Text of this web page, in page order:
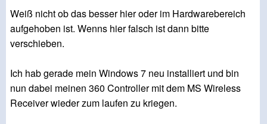
Weiß nicht ob das besser hier oder im Hardwarebereich
aufgehoben ist. Wenns hier falsch ist dann bitte
verschieben.
Ich hab gerade mein Windows 7 neu installiert und bin
nun dabei meinen 360 Controller mit dem MS Wireless
Receiver wieder zum laufen zu kriegen.